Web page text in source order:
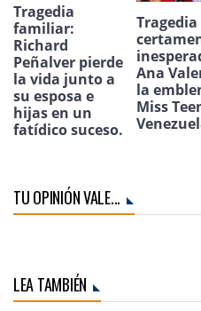
Tragedia
familiar:
Richard
Peñalver pierde
la vida junto a
su esposa e
hijas en un
fatídico suceso.
Tragedia
Ana
la
Miss
TU OPINIÓN VALE...
LEA TAMBIÉN